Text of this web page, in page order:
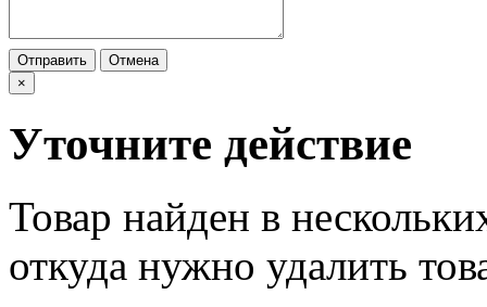
Отправить
Отмена
×
Уточните действие
Товар найден в
откуда нужно удалить